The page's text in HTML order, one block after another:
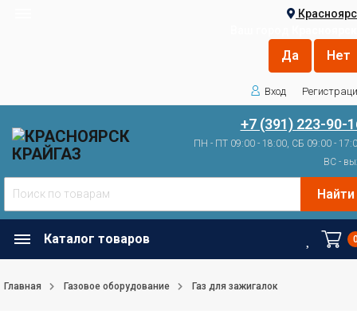
Вход
+7 (391) 223-90-
ПН - ПТ 09:00 - 18:00, СБ 09:00 -
ВС -
Найти
Каталог товаров
Главная Газовое оборудование Газ для зажигалок